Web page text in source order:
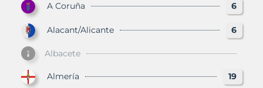
A Coruña 6
Alacant/Alicante 6
Albacete
Almería 19